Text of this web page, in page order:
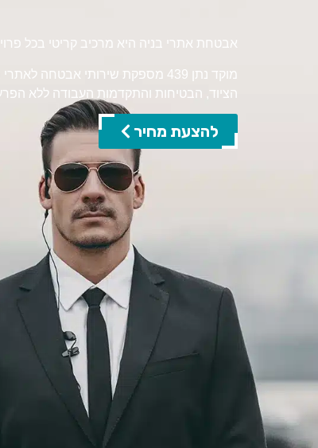
אבטחת אתרי בניה היא מרכיב קריטי בכל
מוקד נתן 439 מספקת שירותי
הציוד, הבטיחות והתקדמות העבודה ללא
להצעת מחיר